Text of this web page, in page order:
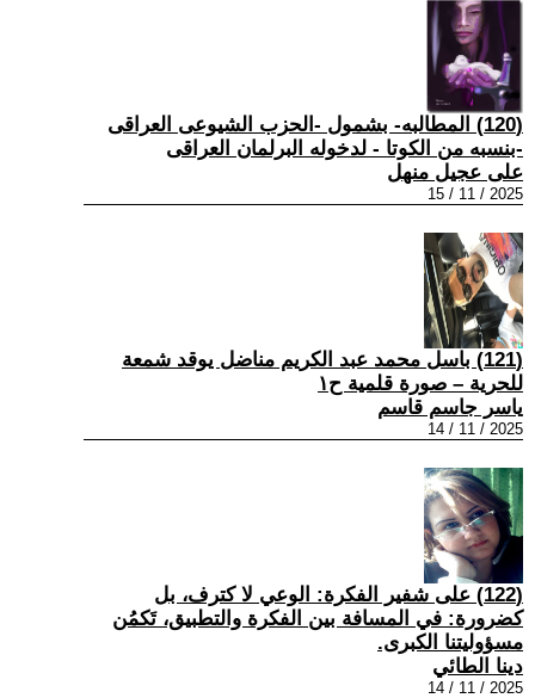
(120) المطالبه- بشمول -الحزب الشيوعى العراقى
-بنسبه من الكوتا - لدخوله البرلمان العراقى
على عجيل منهل
2025 / 11 / 15
(121) باسل محمد عبد الكريم مناضل يوقد شمعة
للحرية – صورة قلمية ح١
ياسر جاسم قاسم
2025 / 11 / 14
(122) على شفير الفكرة: الوعي لا كترف، بل
كضرورة: في المسافة بين الفكرة والتطبيق، تَكمُن
مسؤوليتنا الكبرى.
دينا الطائي
2025 / 11 / 14